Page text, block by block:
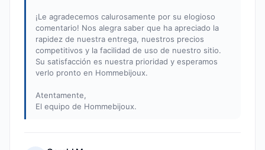
¡Le agradecemos calurosamente por su elogioso
comentario! Nos alegra saber que ha apreciado la
rapidez de nuestra entrega, nuestros precios
competitivos y la facilidad de uso de nuestro sitio.
Su satisfacción es nuestra prioridad y esperamos
verlo pronto en Hommebijoux.
Atentamente,
El equipo de Hommebijoux.